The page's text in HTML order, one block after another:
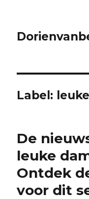
Label:
De
leuke
Ontdek
voor dit